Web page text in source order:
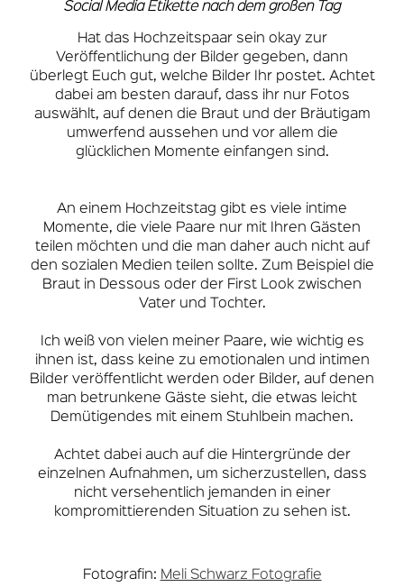
Social Media Etikette nach dem großen Tag
Hat das Hochzeitspaar sein okay zur
Veröffentlichung der Bilder gegeben, dann
überlegt Euch gut, welche Bilder Ihr postet. Achtet
dabei am besten darauf, dass ihr nur Fotos
auswählt, auf denen die Braut und der Bräutigam
umwerfend aussehen und vor allem die
glücklichen Momente einfangen sind.
An einem Hochzeitstag gibt es viele intime
Momente, die viele Paare nur mit Ihren Gästen
teilen möchten und die man daher auch nicht auf
den sozialen Medien teilen sollte. Zum Beispiel die
Braut in Dessous oder der First Look zwischen
Vater und Tochter.
Ich weiß von vielen meiner Paare, wie wichtig es
ihnen ist, dass keine zu emotionalen und intimen
Bilder veröffentlicht werden oder Bilder, auf denen
man betrunkene Gäste sieht, die etwas leicht
Demütigendes mit einem Stuhlbein machen.
Achtet dabei auch auf die Hintergründe der
einzelnen Aufnahmen, um sicherzustellen, dass
nicht versehentlich jemanden in einer
kompromittierenden Situation zu sehen ist.
Fotografin: Meli Schwarz Fotografie